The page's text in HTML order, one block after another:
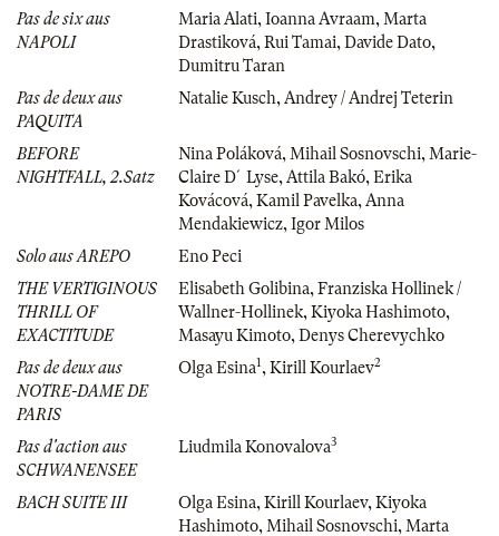
Pas de six aus
NAPOLI
Maria Alati, Ioanna Avraam, Marta
Drastiková, Rui Tamai, Davide Dato,
Dumitru Taran
Pas de deux aus
PAQUITA
Natalie Kusch, Andrey / Andrej Teterin
BEFORE
NIGHTFALL, 2.Satz
Nina Poláková, Mihail Sosnovschi, Marie-
Claire D´Lyse, Attila Bakó, Erika
Kovácová, Kamil Pavelka, Anna
Mendakiewicz, Igor Milos
Solo aus AREPO
Eno Peci
THE VERTIGINOUS
THRILL OF
EXACTITUDE
Elisabeth Golibina, Franziska Hollinek /
Wallner-Hollinek, Kiyoka Hashimoto,
Masayu Kimoto, Denys Cherevychko
Pas de deux aus
NOTRE-DAME DE
PARIS
Olga Esina1, Kirill Kourlaev2
Pas d'action aus
SCHWANENSEE
Liudmila Konovalova3
BACH SUITE III Olga Esina, Kirill Kourlaev, Kiyoka
Hashimoto, Mihail Sosnovschi, Marta